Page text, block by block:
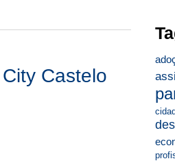
Castelo